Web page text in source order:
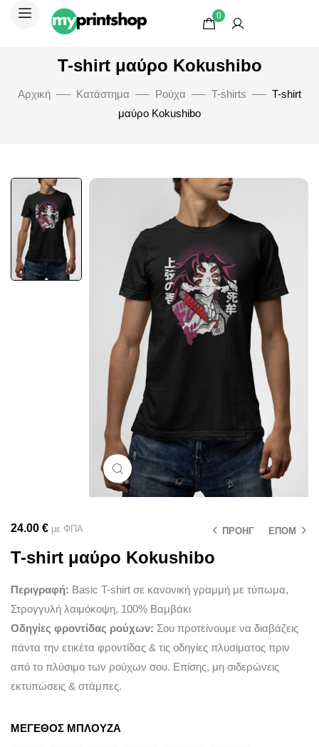
0
T-shirt μαύρο Kokushibo
Αρχική Κατάστημα Ρούχα T-shirts
T-shirt
μαύρο Kokushibo
Μεγέθυνση
ΠΡΟΗΓ ΕΠΟΜ
24.00 € με ΦΠΑ
T-shirt μαύρο Kokushibo
Περιγραφή: Basic T-shirt σε κανονική γραμμή με τύπωμα,
Στρογγυλή λαιμόκοψη, 100% Βαμβάκι
Οδηγίες φροντίδας ρούχων: Σου προτείνουμε να διαβάζεις
πάντα την ετικέτα φροντίδας & τις οδηγίες πλυσίματος πριν
από το πλύσιμο των ρούχων σου. Επίσης, μη σιδερώνεις
εκτυπώσεις & στάμπες.
ΜΕΓΕΘΟΣ ΜΠΛΟΥΖΑ